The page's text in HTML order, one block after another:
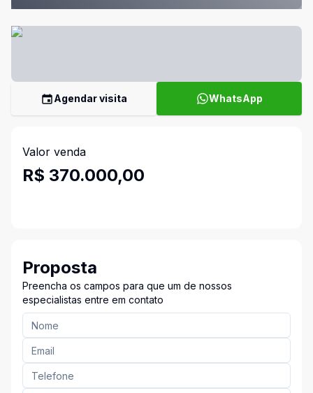
Agendar visita WhatsApp
Valor venda
R$ 370.000,00
Proposta
Preencha os campos para que um de nossos
especialistas entre em contato